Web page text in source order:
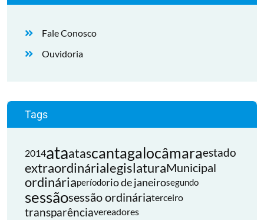
Fale Conosco
Ouvidoria
Tags
2014ataatascantagalocâmaraestado
extraordinárialegislaturaMunicipal
ordináriaperíodorio de janeirosegundo
sessãosessão ordináriaterceiro
transparênciavereadores